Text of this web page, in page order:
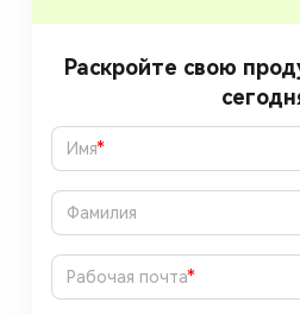
Раскройте свою
*
*